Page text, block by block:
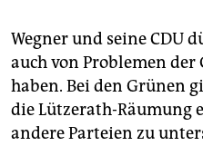
SPD-Rückstands im Amt:
stimmen, 20 Prozent für
Prozent für Bettina
Wegner und seine CDU
auch von Problemen
haben. Bei den Grünen
die Lützerath-Räumung
andere Parteien zu